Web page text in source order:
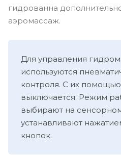
гидрованна
аэромассаж.
Для управления
используются
контроля. С их
выключается. Режим
выбирают на
устанавливают
кнопок.